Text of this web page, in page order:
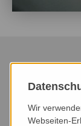
NÄCHSTE 3 MONATE
Wir
Webseiten-